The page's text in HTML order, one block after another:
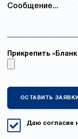
Прикрепить «Бланк
Даю согласие